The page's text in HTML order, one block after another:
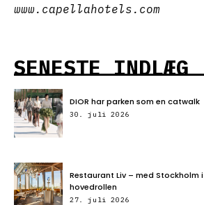
www.capellahotels.com
SENESTE INDLÆG
DIOR har parken som en catwalk
30. juli 2026
Restaurant Liv – med Stockholm i
hovedrollen
27. juli 2026